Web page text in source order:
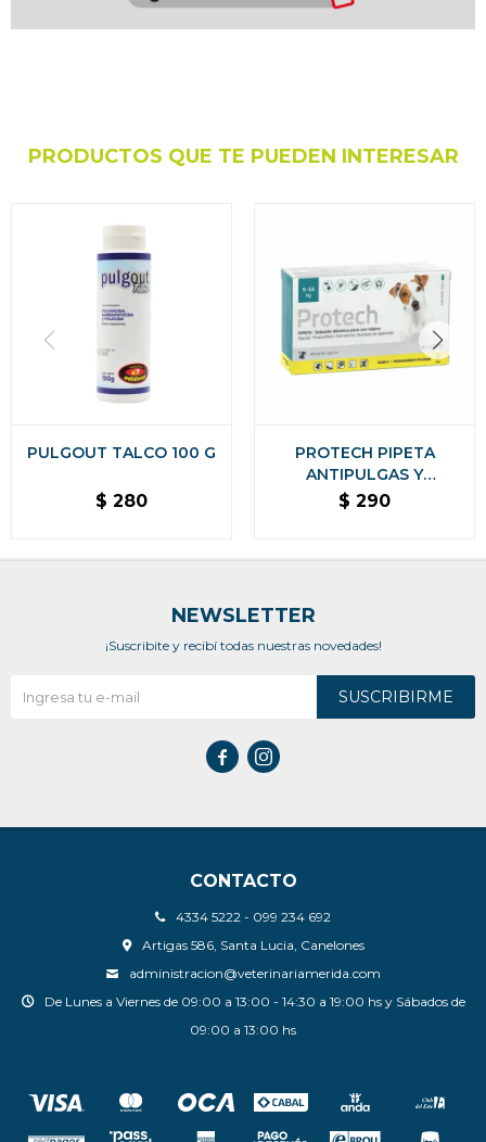
PRODUCTOS QUE TE PUEDEN INTERESAR
PULGOUT TALCO 100 G
$ 280
PROTECH PIPETA
ANTIPULGAS Y
GARRAPATAS CON
KG
$ 290
CONTACTO
4334 5222 - 099 234 692
Artigas 586, Santa Lucia, Canelones
administracion@veterinariamerida.com
De Lunes a Viernes de 09:00 a 13:00 - 14:30 a 19:00 hs y Sábados de
09:00 a 13:00 hs
NEWSLETTER
¡Suscribite y recibí todas nuestras novedades!
SUSCRIBIRME
 